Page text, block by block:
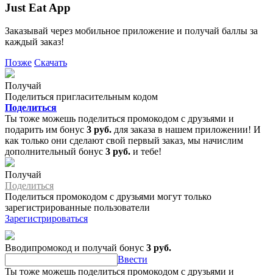
Just Eat App
Заказывай через мобильное приложение и получай баллы за
каждый заказ!
Позже Скачать
Получай
Поделиться пригласительным кодом
Поделиться
Ты тоже можешь поделиться промокодом с друзьями и
подарить им бонус 3 руб. для заказа в нашем приложении! И
как только они сделают свой первый заказ, мы начислим
дополнительный бонус 3 руб. и тебе!
Получай
Поделиться
Поделиться промокодом с друзьями могут только
зарегистрированные пользователи
Зарегистрироваться
Вводипромокод и получай бонус 3 руб.
Ввести
Ты тоже можешь поделиться промокодом с друзьями и